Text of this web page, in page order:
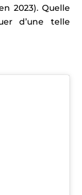
2023). Quelle
d’une telle